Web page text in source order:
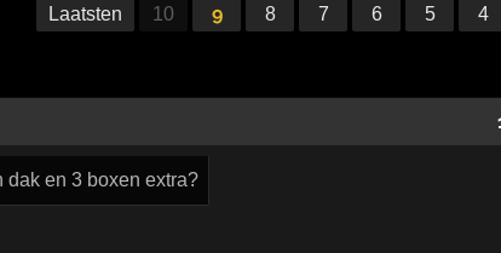
Laatsten 10 9 8 7 6 5 4
dak en 3 boxen extra?